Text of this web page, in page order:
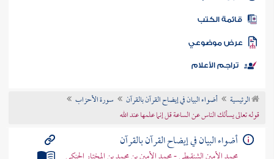
المكتبة
الكتب
موضوعي
تراجم الأعلام
الرئيسية أضواء البيان في إيضاح القرآن بالقرآن
سورة الأحزاب
قوله تعالى يسألك الناس عن الساعة قل إنما علمها عند الله
أضواء البيان في إيضاح القرآن بالقرآن